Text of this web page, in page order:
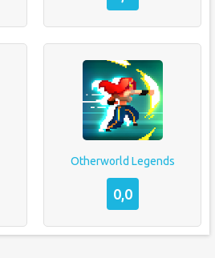
Otherworld Legends
0,0